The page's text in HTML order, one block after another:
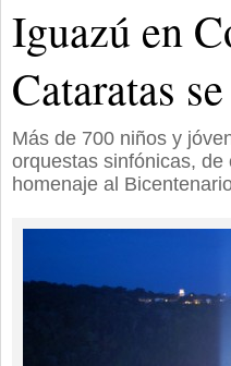
Iguazú en
Cataratas
Más de 700 niños y
orquestas sinfónicas,
homenaje al